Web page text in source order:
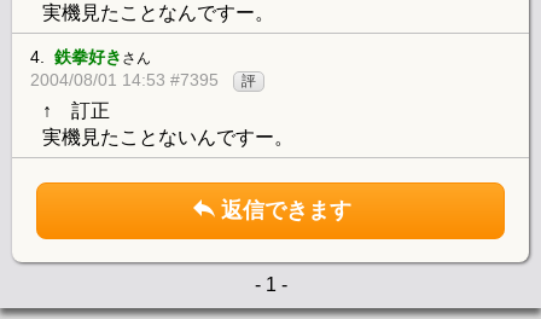
実機見たことなんですー。
4. 鉄拳好き さん
2004/08/01 14:53 #7395 評
↑ 訂正
実機見たことないんですー。
返信できます
- 1 -